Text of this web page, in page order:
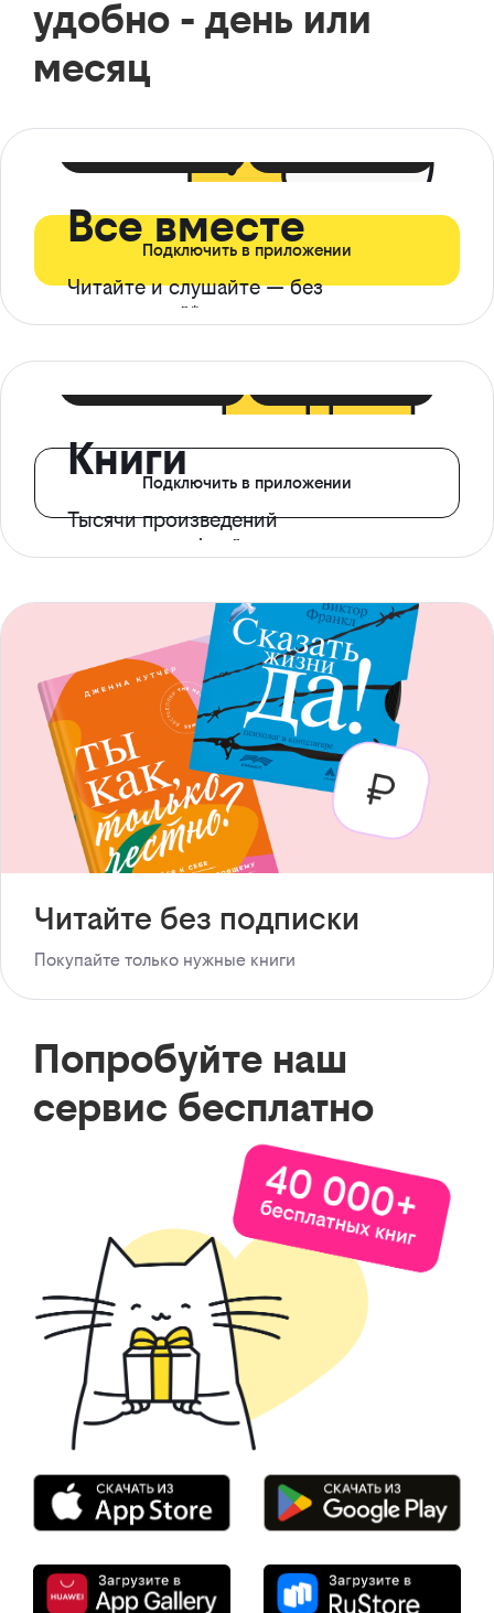
удобно - день или
месяц
Все вместе
Читайте и слушайте — без
ограничений*
Подключить в приложении
Книги
Тысячи произведений
с доступом офлайн
Подключить в приложении
Читайте без подписки
Покупайте только нужные книги
Попробуйте наш
сервис бесплатно